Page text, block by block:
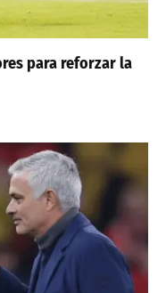
para reforzar la